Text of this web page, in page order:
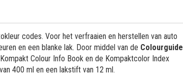
codes. Voor het verfraaien en herstellen van auto
en een blanke lak. Door middel van de Colourguide
Colour Info Book en de Kompaktcolor Index
400 ml en een lakstift van 12 ml.